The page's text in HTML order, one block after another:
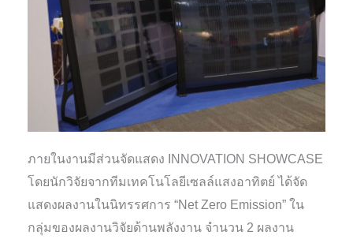
ภายในงานมีส่วนจัดแสดง INNOVATION SHOWCASE
โดยนักวิจัยจากทีมเทคโนโลยีเซลล์แสงอาทิตย์ ได้จัด
แสดงผลงานในนิทรรศการ “Net Zero Emission” ใน
กลุ่มของผลงานวิจัยด้านพลังงาน จำนวน 2 ผลงาน